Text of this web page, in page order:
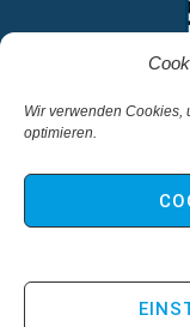
Wir verwenden Cookies,
optimieren.